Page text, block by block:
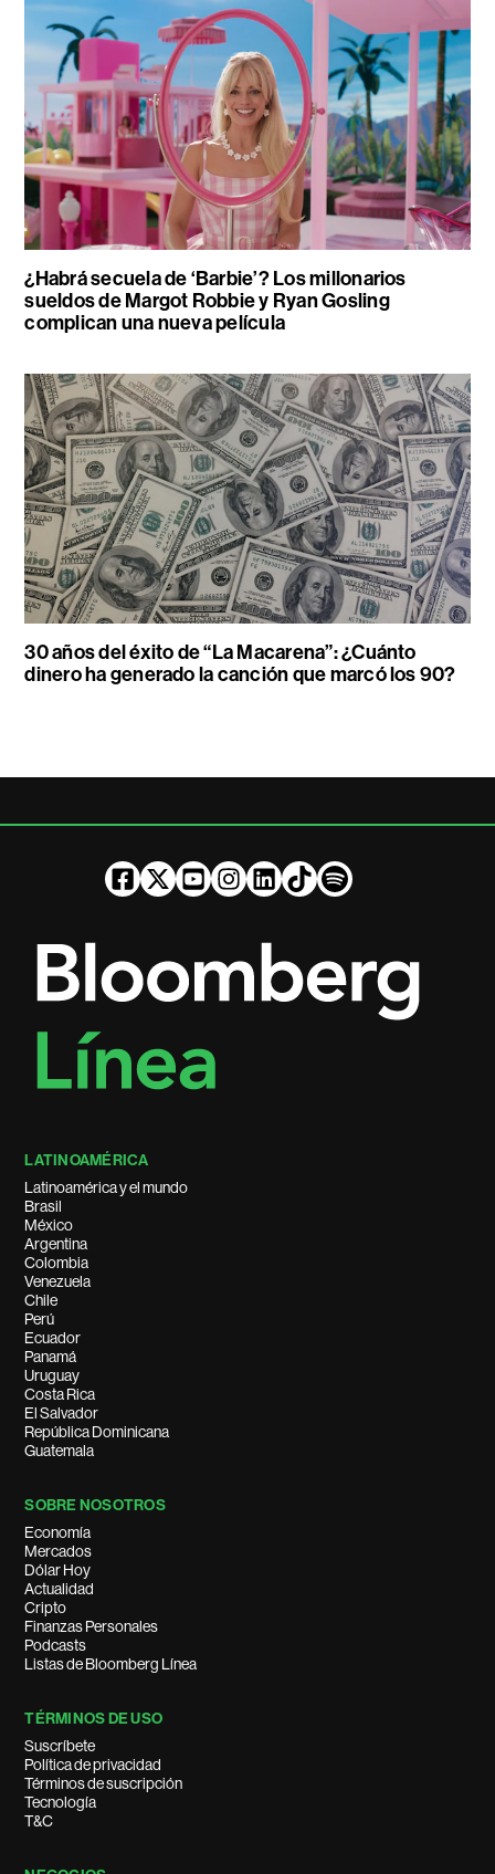
¿Habrá secuela de ‘Barbie’? Los millonarios
sueldos de Margot Robbie y Ryan Gosling
complican una nueva película
30 años del éxito de “La Macarena”: ¿Cuánto
dinero ha generado la canción que marcó los 90?
LATINOAMÉRICA
Latinoamérica y el mundo
Brasil
México
Argentina
Colombia
Venezuela
Chile
Perú
Ecuador
Panamá
Uruguay
Costa Rica
El Salvador
República Dominicana
Guatemala
SOBRE NOSOTROS
Economía
Mercados
Dólar Hoy
Actualidad
Cripto
Finanzas Personales
Podcasts
Listas de Bloomberg Línea
TÉRMINOS DE USO
Suscríbete
Política de privacidad
Términos de suscripción
Tecnología
T&C